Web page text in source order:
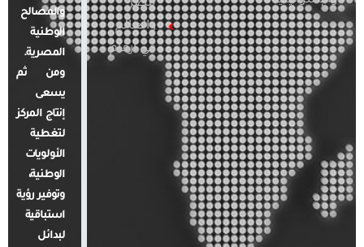
مصر
والعالم
في أرقام
والمصالح
الوطنية
المصرية.
ومن ثم
يسعى
إنتاج المركز
لتغطية
الأولويات
الوطنية،
وتوفير رؤية
استباقية
لبدائل